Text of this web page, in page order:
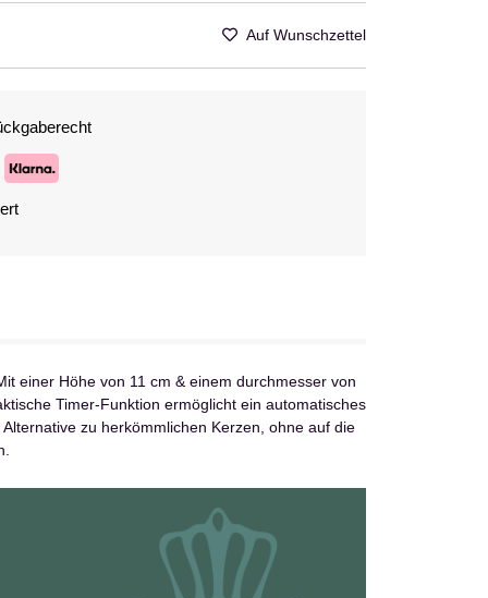
Auf Wunschzettel
einer Höhe von 11 cm & einem durchmesser von
Timer-Funktion ermöglicht ein automatisches
zu herkömmlichen Kerzen, ohne auf die